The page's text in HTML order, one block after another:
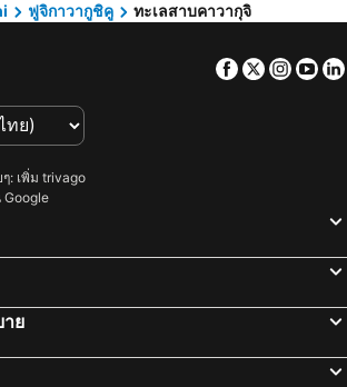
Villa
Motosu Phoenix Hotel
Kaze no Terrace Kukuna
The Noborisaka Village
83064v
Haneda
Shibuya
Resort
hot spring
Tokyo Disneyland
ฟูจิกาวากูชิคู ทะเลสาบคาวากุจิ
Facebook
Twitter
: เพิ่ม trivago
ย